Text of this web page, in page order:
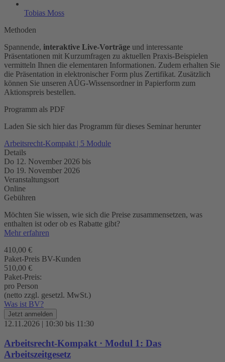
Tobias Moss
Methoden
Spannende, interaktive Live-Vorträge und interessante
Präsentationen mit Kurzumfragen zu aktuellen Praxis-Beispielen
vermitteln Ihnen die elementaren Informationen. Zudem erhalten Sie
die Präsentation in elektronischer Form plus Zertifikat. Zusätzlich
können Sie unseren AÜG-Wissensordner in Papierform zum
Aktionspreis bestellen.
Programm als PDF
Laden Sie sich hier das Programm für dieses Seminar herunter
Arbeitsrecht-Kompakt | 5 Module
Details
Do 12. November 2026 bis
Do 19. November 2026
Veranstaltungsort
Online
Gebühren
Möchten Sie wissen, wie sich die Preise zusammensetzen, was
enthalten ist oder ob es Rabatte gibt?
Mehr erfahren
410,00 €
Paket-Preis BV-Kunden
510,00 €
Paket-Preis:
pro Person
(netto zzgl. gesetzl. MwSt.)
Was ist BV?
Jetzt anmelden
12.11.2026 | 10:30 bis 11:30
Arbeitsrecht-Kompakt · Modul 1: Das
Arbeitszeitgesetz